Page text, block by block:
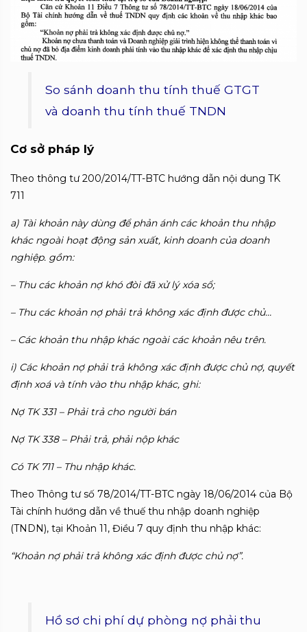
So sánh doanh thu tính thuế GTGT
và doanh thu tính thuế TNDN
Cơ sở pháp lý
Theo thông tư 200/2014/TT-BTC hướng dẫn nội dung TK
711
a) Tài khoản này dùng để phản ánh các khoản thu nhập
khác ngoài hoạt động sản xuất, kinh doanh của doanh
nghiệp. gồm:
– Thu các khoản nợ khó đòi đã xử lý xóa sổ;
– Thu các khoản nợ phải trả không xác định được chủ…
– Các khoản thu nhập khác ngoài các khoản nêu trên.
i) Các khoản nợ phải trả không xác định được chủ nợ, quyết
định xoá và tính vào thu nhập khác, ghi:
Nợ TK 331 – Phải trả cho người bán
Nợ TK 338 – Phải trả, phải nộp khác
Có TK 711 – Thu nhập khác.
Theo Thông tư số 78/2014/TT-BTC ngày 18/06/2014 của Bộ
Tài chính hướng dẫn về thuế thu nhập doanh nghiệp
(TNDN), tại Khoản 11, Điều 7 quy định thu nhập khác:
“Khoản nợ phải trả không xác định được chủ nợ”.
Hồ sơ chi phí dự phòng nợ phải thu